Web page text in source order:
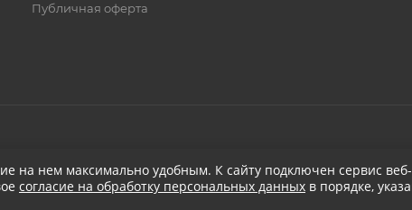
Публичная оферта
на нем максимально удобным. К cайту подключен сервис
согласие на обработку персональных данных в порядке,